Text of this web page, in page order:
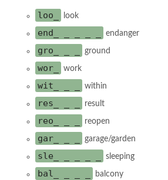
loo_ look
end_ _ _ _ _ endanger
gro_ _ _ ground
wor_ work
wit_ _ _ within
res_ _ _ result
reo_ _ _ reopen
gar_ _ _ garage/garden
sle_ _ _ _ _ sleeping
bal_ _ _ _ balcony